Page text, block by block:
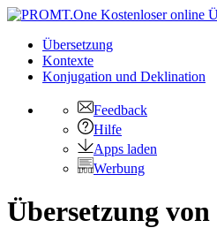
Übersetzung
Kontexte
Konjugation und Deklination
Feedback
Hilfe
Apps laden
Werbung
Übersetzung von